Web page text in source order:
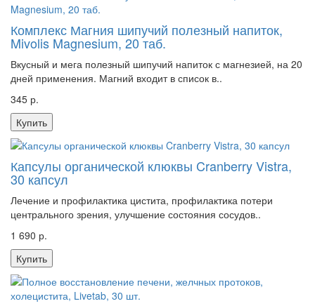
Комплекс Магния шипучий полезный напиток,
Mivolis Magnesium, 20 таб.
Вкусный и мега полезный шипучий напиток с магнезией, на 20
дней применения. Магний входит в список в..
345 р.
Купить
Капсулы органической клюквы Cranberry Vistra,
30 капсул
Лечение и профилактика цистита, профилактика потери
центрального зрения, улучшение состояния сосудов..
1 690 р.
Купить